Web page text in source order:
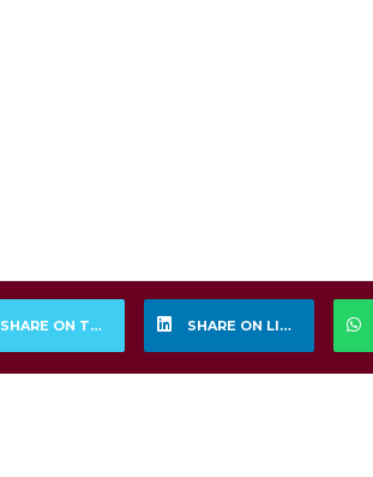
SHARE ON TWITTER SHARE ON LINKEDIN